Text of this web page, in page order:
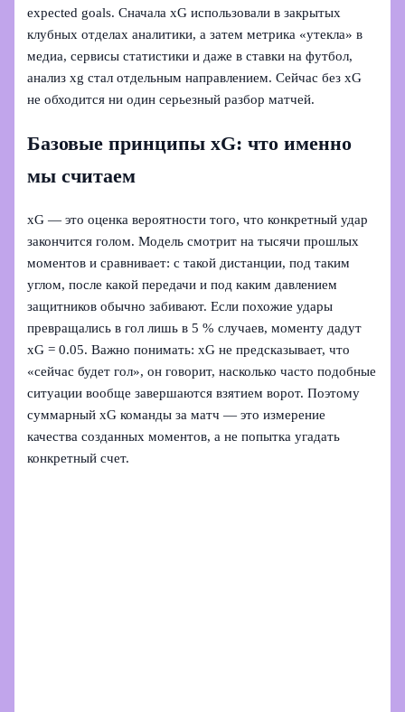
expected goals. Сначала xG использовали в закрытых
клубных отделах аналитики, а затем метрика «утекла» в
медиа, сервисы статистики и даже в ставки на футбол,
анализ xg стал отдельным направлением. Сейчас без xG
не обходится ни один серьезный разбор матчей.
Базовые принципы xG: что именно
мы считаем
xG — это оценка вероятности того, что конкретный удар
закончится голом. Модель смотрит на тысячи прошлых
моментов и сравнивает: с такой дистанции, под таким
углом, после какой передачи и под каким давлением
защитников обычно забивают. Если похожие удары
превращались в гол лишь в 5 % случаев, моменту дадут
xG = 0.05. Важно понимать: xG не предсказывает, что
«сейчас будет гол», он говорит, насколько часто подобные
ситуации вообще завершаются взятием ворот. Поэтому
суммарный xG команды за матч — это измерение
качества созданных моментов, а не попытка угадать
конкретный счет.